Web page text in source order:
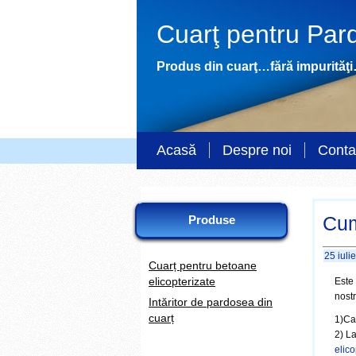
Cuarţ pentru
Produs din cuarţ…fără
Acasă Despre noi
Produse
Cuarț pentru betoane
elicopterizate
Intăritor de pardosea din
cuarț
25
2)